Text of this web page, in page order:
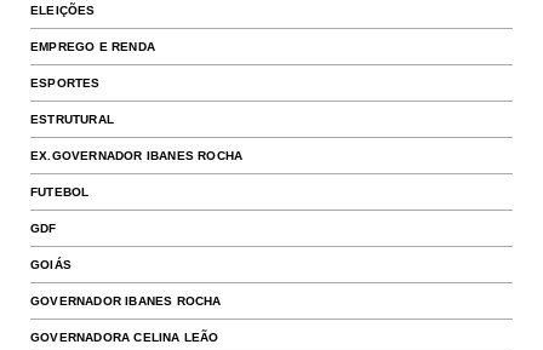
ELEIÇÕES
EMPREGO E RENDA
ESPORTES
ESTRUTURAL
EX.GOVERNADOR IBANES ROCHA
FUTEBOL
GDF
GOIÁS
GOVERNADOR IBANES ROCHA
GOVERNADORA CELINA LEÃO